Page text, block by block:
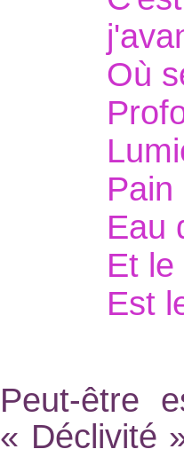
Où
Eau
Et
Est
Peut-être
« Déclivité